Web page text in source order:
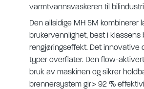
varmtvannsvaskeren til
Den allsidige MH 5M
brukervennlighet, best i
rengjøringseffekt. Det innovative
typer overflater. Den flow-
bruk av maskinen og sikrer
brennersystem gir> 92 %